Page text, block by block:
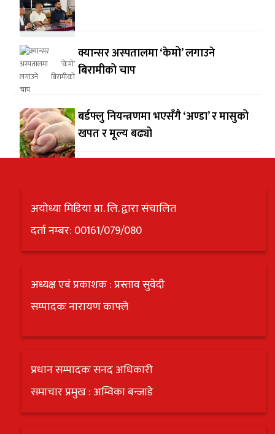
क्यान्सर अस्पतालमा ‘केमो’ लगाउने
बिरामीको चाप
बर्डफ्लु नियन्त्रणमा भएसँगै ‘अण्डा’ र मासुको
खपत र मूल्य बढ्यो
अयोध्या मिडिया प्रा. लि. द्वारा संचालित
दर्ता नम्बर: 00161/079/080
अध्यक्ष एबं प्रकाशक : प्रस्ताव सुवेदी
सम्पादकः नारायण काफ्ले
प्रधान सम्पादकः सनद अधिकारी
समाचार प्रमुख : अम्विका बन्जाडे